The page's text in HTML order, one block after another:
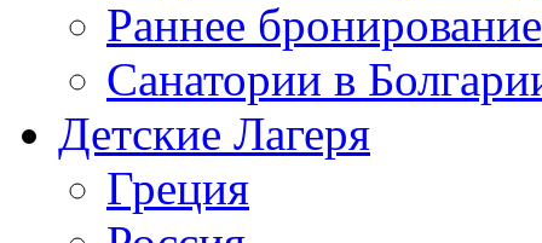
Раннее
Санатории в
Детские Лагеря
Греция